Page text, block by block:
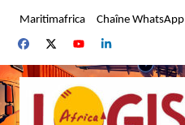
contenu
Maritimafrica Chaîne WhatsApp